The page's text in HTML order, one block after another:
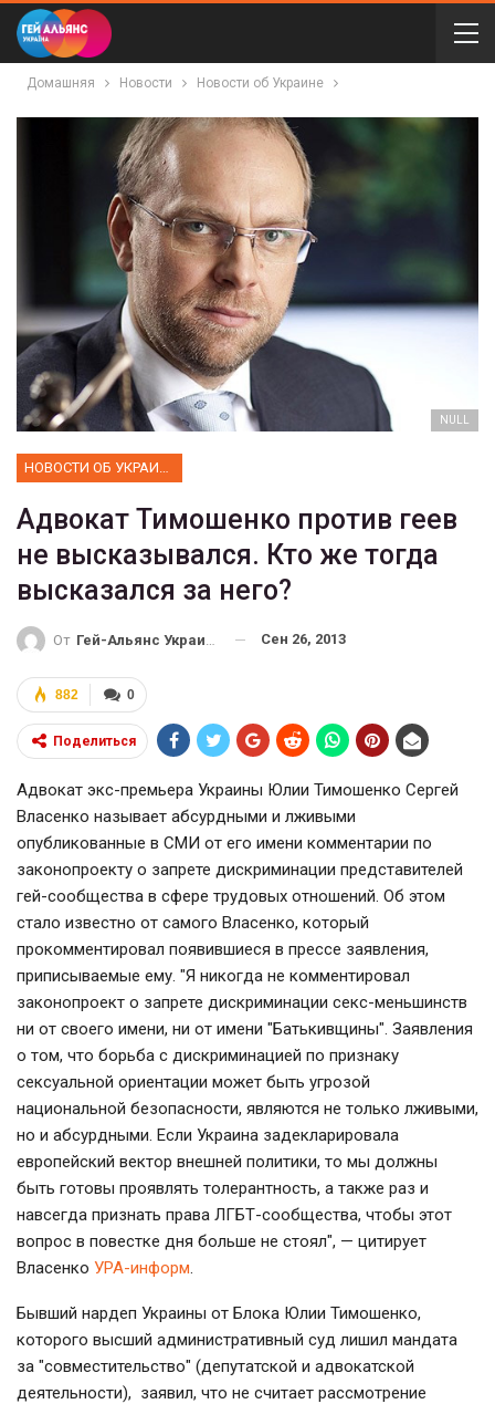
Домашняя Новости Новости об Украине
NULL
НОВОСТИ ОБ УКРАИНЕ
Адвокат Тимошенко против геев
не высказывался. Кто же тогда
высказался за него?
От Гей-Альянс Украина Сен 26, 2013
0
882
Поделиться
Адвокат экс-премьера Украины Юлии Тимошенко Сергей
Власенко называет абсурдными и лживыми
опубликованные в СМИ от его имени комментарии по
законопроекту о запрете дискриминации представителей
гей-сообщества в сфере трудовых отношений. Об этом
стало известно от самого Власенко, который
прокомментировал появившиеся в прессе заявления,
приписываемые ему. "Я никогда не комментировал
законопроект о запрете дискриминации секс-меньшинств
ни от своего имени, ни от имени "Батькивщины". Заявления
о том, что борьба с дискриминацией по признаку
сексуальной ориентации может быть угрозой
национальной безопасности, являются не только лживыми,
но и абсурдными. Если Украина задекларировала
европейский вектор внешней политики, то мы должны
быть готовы проявлять толерантность, а также раз и
навсегда признать права ЛГБТ-сообщества, чтобы этот
вопрос в повестке дня больше не стоял", — цитирует
Власенко УРА-информ.
Бывший нардеп Украины от Блока Юлии Тимошенко,
которого высший административный суд лишил мандата
за "совместительство" (депутатской и адвокатской
деятельности), заявил, что не считает рассмотрение